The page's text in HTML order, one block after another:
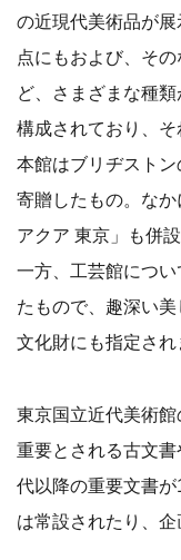
の近現代美術品が
点にもおよび、そ
ど、さまざまな種
構成されており、そ
本館はブリヂスト
寄贈したもの。な
アクア 東京」も併
一方、工芸館につ
たもので、趣深い
文化財にも指定され
東京国立近代美術
重要とされる古文
代以降の重要文書
は常設されたり、企